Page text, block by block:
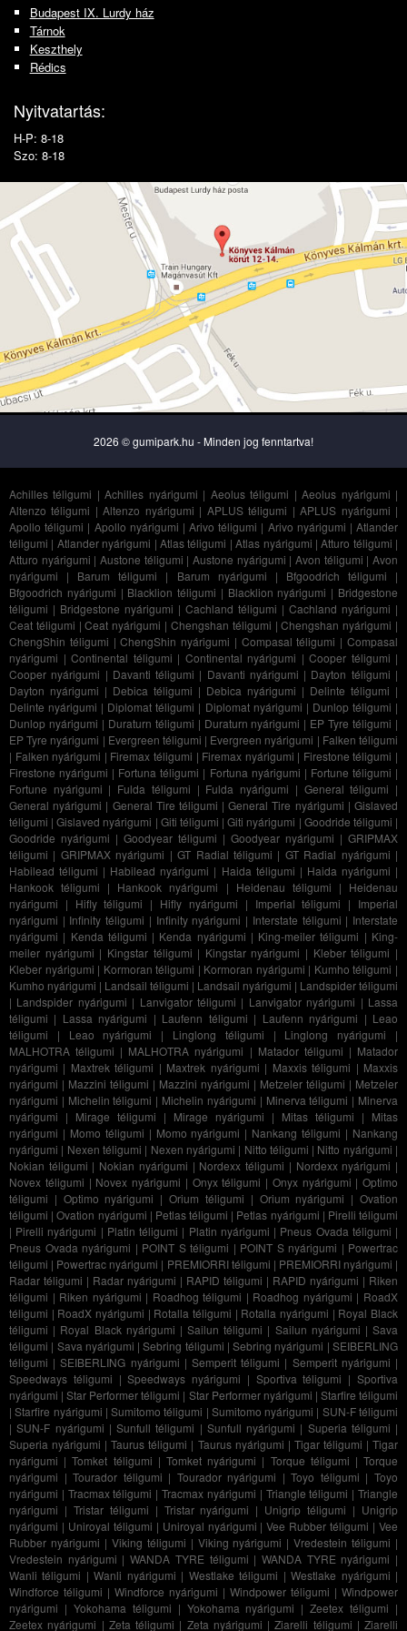
Budapest IX. Lurdy ház
Tárnok
Keszthely
Rédics
Nyitvatartás:
H-P: 8-18
Szo: 8-18
2026 © gumipark.hu - Minden jog fenntartva!
Achilles téligumi |Achilles nyárigumi | Aeolus téligumi |Aeolus nyárigumi |
Altenzo téligumi |Altenzo nyárigumi | APLUS téligumi |APLUS nyárigumi |
Apollo téligumi | Apollo nyárigumi |Arivo téligumi | Arivo nyárigumi |Atlander
téligumi | Atlander nyárigumi | Atlas téligumi |Atlas nyárigumi |Atturo téligumi |
Atturo nyárigumi |Austone téligumi |Austone nyárigumi |Avon téligumi |Avon
nyárigumi | Barum téligumi | Barum nyárigumi | Bfgoodrich téligumi |
Bfgoodrich nyárigumi | Blacklion téligumi | Blacklion nyárigumi | Bridgestone
téligumi | Bridgestone nyárigumi | Cachland téligumi | Cachland nyárigumi |
Ceat téligumi |Ceat nyárigumi | Chengshan téligumi |Chengshan nyárigumi |
ChengShin téligumi |ChengShin nyárigumi | Compasal téligumi |Compasal
nyárigumi | Continental téligumi | Continental nyárigumi | Cooper téligumi |
Cooper nyárigumi | Davanti téligumi | Davanti nyárigumi | Dayton téligumi |
Dayton nyárigumi | Debica téligumi | Debica nyárigumi | Delinte téligumi |
Delinte nyárigumi | Diplomat téligumi | Diplomat nyárigumi | Dunlop téligumi |
Dunlop nyárigumi | Duraturn téligumi | Duraturn nyárigumi | EP Tyre téligumi |
EP Tyre nyárigumi | Evergreen téligumi | Evergreen nyárigumi | Falken téligumi
| Falken nyárigumi | Firemax téligumi | Firemax nyárigumi | Firestone téligumi |
Firestone nyárigumi | Fortuna téligumi | Fortuna nyárigumi | Fortune téligumi |
Fortune nyárigumi | Fulda téligumi | Fulda nyárigumi | General téligumi |
General nyárigumi | General Tire téligumi |General Tire nyárigumi |Gislaved
téligumi |Gislaved nyárigumi | Giti téligumi |Giti nyárigumi | Goodride téligumi |
Goodride nyárigumi | Goodyear téligumi | Goodyear nyárigumi | GRIPMAX
téligumi | GRIPMAX nyárigumi |GT Radial téligumi | GT Radial nyárigumi |
Habilead téligumi | Habilead nyárigumi | Haida téligumi | Haida nyárigumi |
Hankook téligumi | Hankook nyárigumi | Heidenau téligumi | Heidenau
nyárigumi | Hifly téligumi | Hifly nyárigumi | Imperial téligumi | Imperial
nyárigumi | Infinity téligumi | Infinity nyárigumi | Interstate téligumi | Interstate
nyárigumi | Kenda téligumi | Kenda nyárigumi | King-meiler téligumi | King-
meiler nyárigumi | Kingstar téligumi | Kingstar nyárigumi | Kleber téligumi |
Kleber nyárigumi | Kormoran téligumi | Kormoran nyárigumi | Kumho téligumi |
Kumho nyárigumi | Landsail téligumi | Landsail nyárigumi | Landspider téligumi
| Landspider nyárigumi | Lanvigator téligumi | Lanvigator nyárigumi | Lassa
téligumi | Lassa nyárigumi | Laufenn téligumi | Laufenn nyárigumi | Leao
téligumi | Leao nyárigumi | Linglong téligumi | Linglong nyárigumi |
MALHOTRA téligumi | MALHOTRA nyárigumi | Matador téligumi | Matador
nyárigumi | Maxtrek téligumi | Maxtrek nyárigumi | Maxxis téligumi | Maxxis
nyárigumi | Mazzini téligumi | Mazzini nyárigumi | Metzeler téligumi | Metzeler
nyárigumi | Michelin téligumi | Michelin nyárigumi | Minerva téligumi | Minerva
nyárigumi | Mirage téligumi | Mirage nyárigumi | Mitas téligumi | Mitas
nyárigumi | Momo téligumi | Momo nyárigumi | Nankang téligumi | Nankang
nyárigumi | Nexen téligumi | Nexen nyárigumi | Nitto téligumi | Nitto nyárigumi |
Nokian téligumi | Nokian nyárigumi | Nordexx téligumi | Nordexx nyárigumi |
Novex téligumi | Novex nyárigumi | Onyx téligumi | Onyx nyárigumi | Optimo
téligumi | Optimo nyárigumi |Orium téligumi | Orium nyárigumi |Ovation
téligumi |Ovation nyárigumi | Petlas téligumi | Petlas nyárigumi | Pirelli téligumi
| Pirelli nyárigumi | Platin téligumi | Platin nyárigumi | Pneus Ovada téligumi |
Pneus Ovada nyárigumi | POINT S téligumi | POINT S nyárigumi | Powertrac
téligumi | Powertrac nyárigumi | PREMIORRI téligumi | PREMIORRI nyárigumi |
Radar téligumi | Radar nyárigumi | RAPID téligumi | RAPID nyárigumi | Riken
téligumi | Riken nyárigumi | Roadhog téligumi | Roadhog nyárigumi | RoadX
téligumi | RoadX nyárigumi | Rotalla téligumi | Rotalla nyárigumi | Royal Black
téligumi | Royal Black nyárigumi |Sailun téligumi | Sailun nyárigumi |Sava
téligumi | Sava nyárigumi |Sebring téligumi |Sebring nyárigumi |SEIBERLING
téligumi |SEIBERLING nyárigumi |Semperit téligumi | Semperit nyárigumi |
Speedways téligumi |Speedways nyárigumi | Sportiva téligumi |Sportiva
nyárigumi |Star Performer téligumi | Star Performer nyárigumi | Starfire téligumi
|Starfire nyárigumi |Sumitomo téligumi | Sumitomo nyárigumi | SUN-F téligumi
|SUN-F nyárigumi | Sunfull téligumi | Sunfull nyárigumi | Superia téligumi |
Superia nyárigumi |Taurus téligumi | Taurus nyárigumi | Tigar téligumi |Tigar
nyárigumi |Tomket téligumi | Tomket nyárigumi | Torque téligumi |Torque
nyárigumi |Tourador téligumi | Tourador nyárigumi |Toyo téligumi |Toyo
nyárigumi | Tracmax téligumi |Tracmax nyárigumi | Triangle téligumi |Triangle
nyárigumi | Tristar téligumi | Tristar nyárigumi | Unigrip téligumi | Unigrip
nyárigumi | Uniroyal téligumi | Uniroyal nyárigumi |Vee Rubber téligumi |Vee
Rubber nyárigumi | Viking téligumi | Viking nyárigumi |Vredestein téligumi |
Vredestein nyárigumi |WANDA TYRE téligumi | WANDA TYRE nyárigumi |
Wanli téligumi |Wanli nyárigumi | Westlake téligumi |Westlake nyárigumi |
Windforce téligumi | Windforce nyárigumi | Windpower téligumi | Windpower
nyárigumi | Yokohama téligumi | Yokohama nyárigumi |Zeetex téligumi |
Zeetex nyárigumi | Zeta téligumi | Zeta nyárigumi |Ziarelli téligumi | Ziarelli